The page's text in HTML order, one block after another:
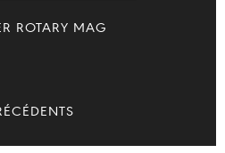
ROTARY MAG